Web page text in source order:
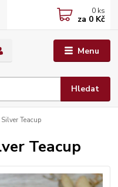
Menu
Hledat
0 ks
za 0 Kč
Teacup
Teacup